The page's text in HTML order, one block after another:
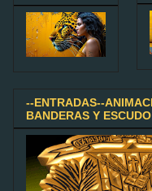
--ENTRADAS--
BANDERAS Y